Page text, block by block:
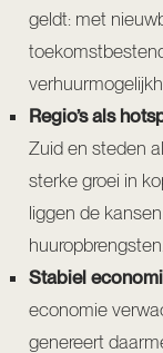
geldt: met
Regio’s als
Zuid en steden
sterke groei in
liggen de
huuropbrengsten.
Stabiel
economie
genereert